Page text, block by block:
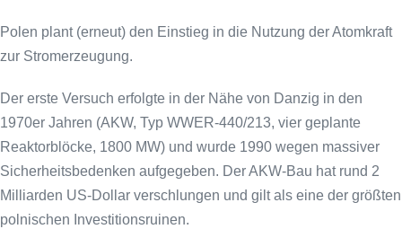
Polen plant (erneut) den Einstieg in die Nutzung der Atomkraft
zur Stromerzeugung.
Der erste Versuch erfolgte in der Nähe von Danzig in den
1970er Jahren (AKW, Typ WWER-440/213, vier geplante
Reaktorblöcke, 1800 MW) und wurde 1990 wegen massiver
Sicherheitsbedenken aufgegeben. Der AKW-Bau hat rund 2
Milliarden US-Dollar verschlungen und gilt als eine der größten
polnischen Investitionsruinen.